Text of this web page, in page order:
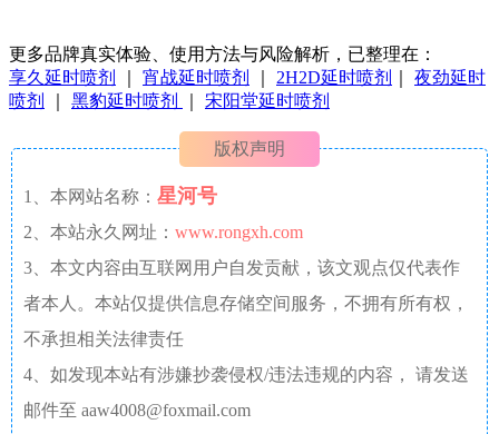
更多品牌真实体验、使用方法与风险解析，已整理在：
享久延时喷剂
宵战延时喷剂 2H2D延时喷剂
夜劲延时
喷剂
黑豹延时喷剂 宋阳堂延时喷剂
版权声明
1、本网站名称： 星河号
2、本站永久网址： www.rongxh.com
3、本文内容由互联网用户自发贡献，该文观点仅代表作
者本人。本站仅提供信息存储空间服务，不拥有所有权，
不承担相关法律责任
4、如发现本站有涉嫌抄袭侵权/违法违规的内容， 请发送
邮件至 aaw4008@foxmail.com